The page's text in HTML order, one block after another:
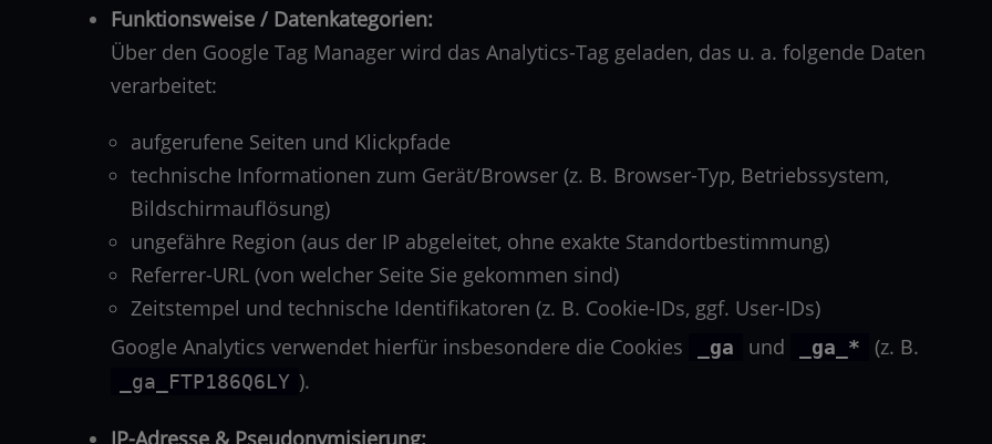
Funktionsweise / Datenkategorien:
Über den Google Tag Manager wird das Analytics-Tag geladen, das u. a. folgende Daten
verarbeitet:
aufgerufene Seiten und Klickpfade
technische Informationen zum Gerät/Browser (z. B. Browser-Typ, Betriebssystem,
Bildschirmauflösung)
ungefähre Region (aus der IP abgeleitet, ohne exakte Standortbestimmung)
Referrer-URL (von welcher Seite Sie gekommen sind)
Zeitstempel und technische Identifikatoren (z. B. Cookie-IDs, ggf. User-IDs)
Google Analytics verwendet hierfür insbesondere die Cookies
_ga und _ga_* (z. B.
_ga_FTP186Q6LY ).